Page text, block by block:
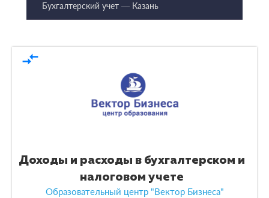
compare_arrows
Доходы и расходы в бухгалтерском и
налоговом учете
Образовательный центр "Вектор Бизнеса"
Бухгалтерский учет — Казань